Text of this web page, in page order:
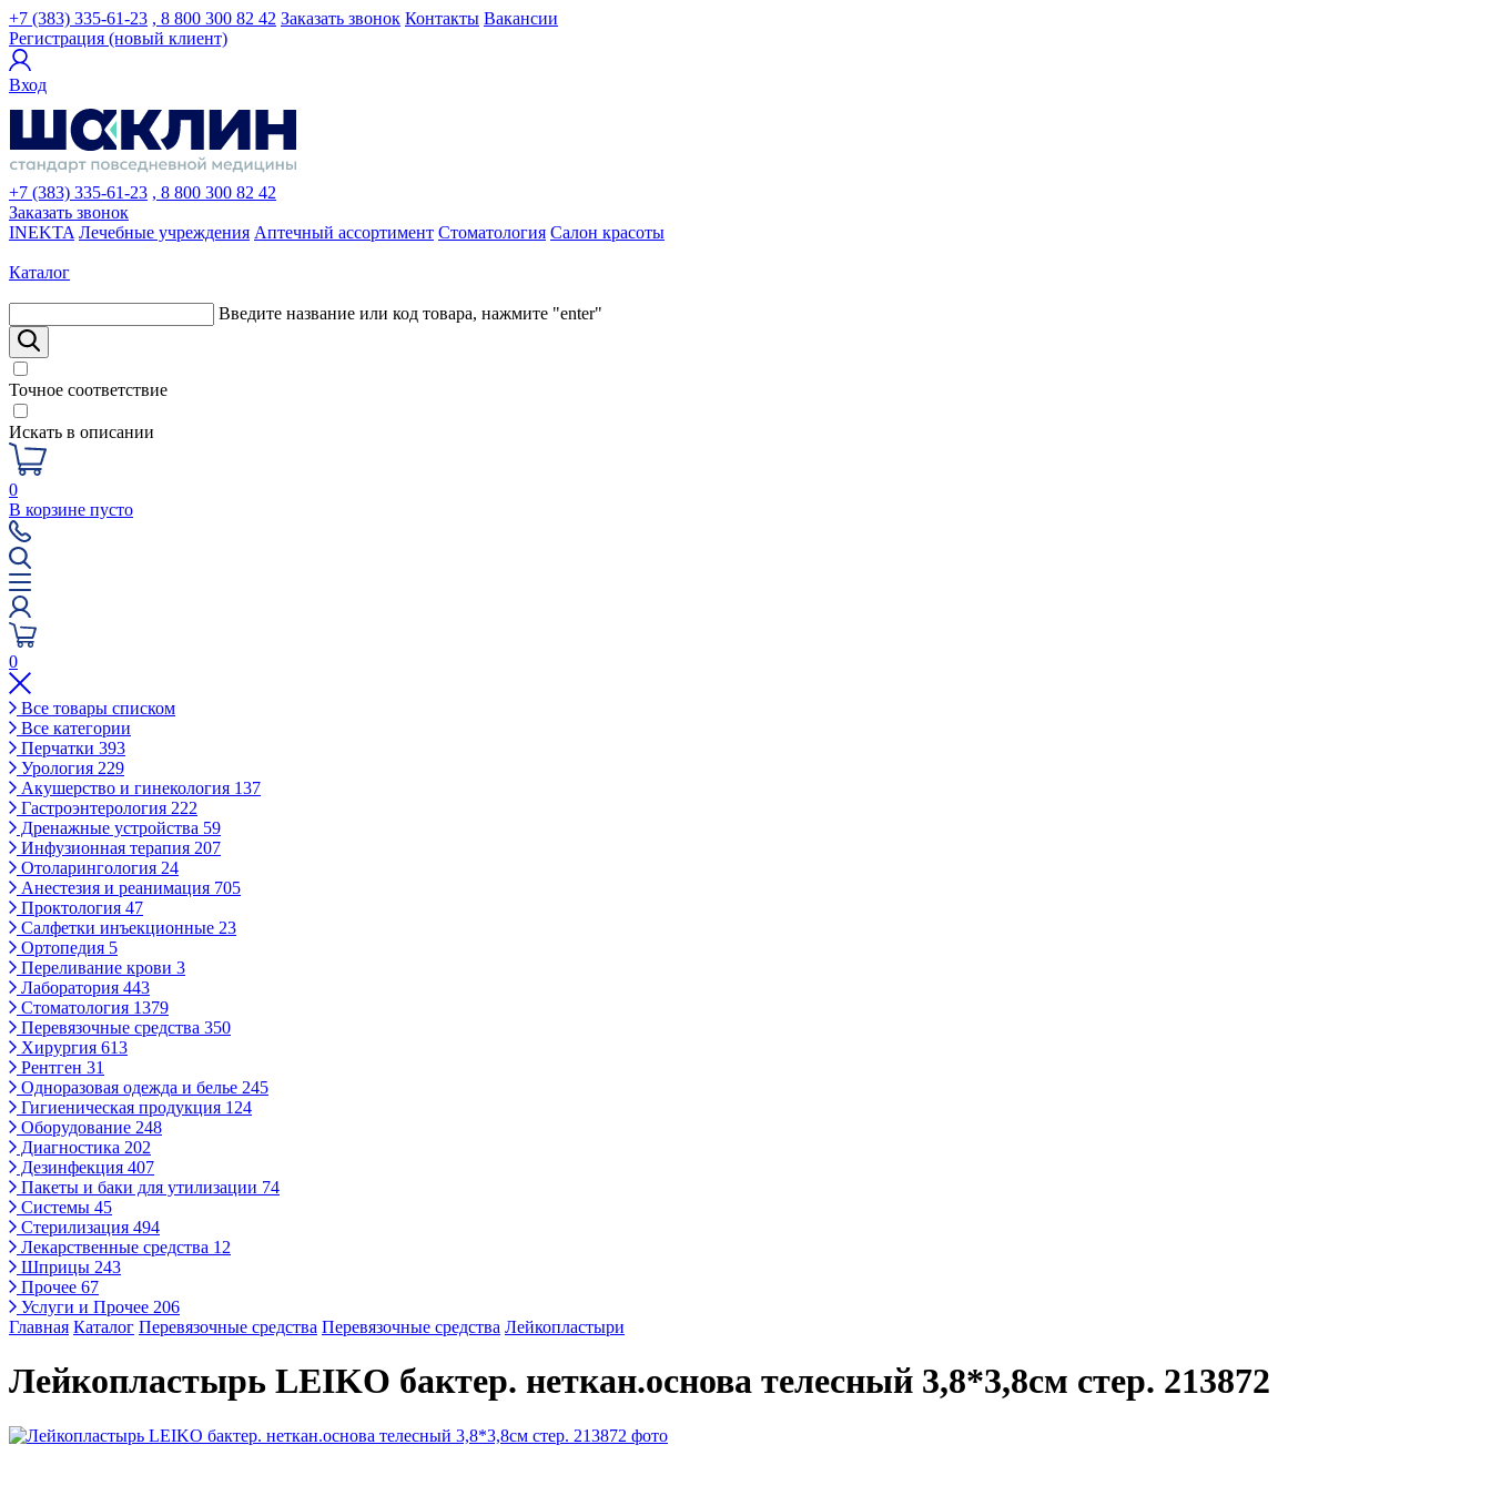
+7 (383) 335-61-23 , 8 800 300 82 42 Заказать звонок Контакты Вакансии
Регистрация (новый клиент)
Вход
+7 (383) 335-61-23 , 8 800 300 82 42
Заказать звонок
INEKTA Лечебные учреждения Аптечный ассортимент Стоматология Салон красоты
Каталог
Введите название или код товара, нажмите "enter"
Точное соответствие
Искать в описании
0
В корзине пусто
0
Все товары списком
Все категории
Перчатки 393
Урология 229
Акушерство и гинекология 137
Гастроэнтерология 222
Дренажные устройства 59
Инфузионная терапия 207
Отоларингология 24
Анестезия и реанимация 705
Проктология 47
Салфетки инъекционные 23
Ортопедия 5
Переливание крови 3
Лаборатория 443
Стоматология 1379
Перевязочные средства 350
Хирургия 613
Рентген 31
Одноразовая одежда и белье 245
Гигиеническая продукция 124
Оборудование 248
Диагностика 202
Дезинфекция 407
Пакеты и баки для утилизации 74
Системы 45
Стерилизация 494
Лекарственные средства 12
Шприцы 243
Прочее 67
Услуги и Прочее 206
Главная Каталог Перевязочные средства Перевязочные средства Лейкопластыри
Лейкопластырь LEIKO бактер. неткан.основа телесный 3,8*3,8см стер. 213872